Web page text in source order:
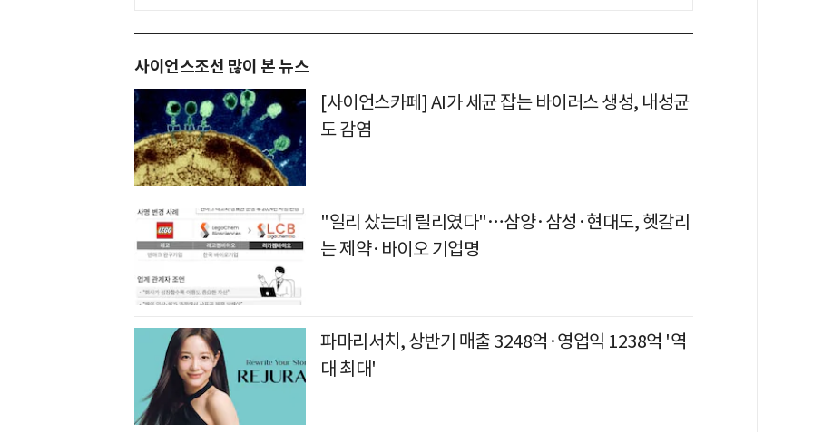
사이언스조선 많이 본 뉴스
[사이언스카페] AI가 세균 잡는 바이러스 생성, 내성균
도 감염
"일리 샀는데 릴리였다"…삼양·삼성·현대도, 헷갈리
는 제약·바이오 기업명
파마리서치, 상반기 매출 3248억·영업익 1238억 '역
대 최대'